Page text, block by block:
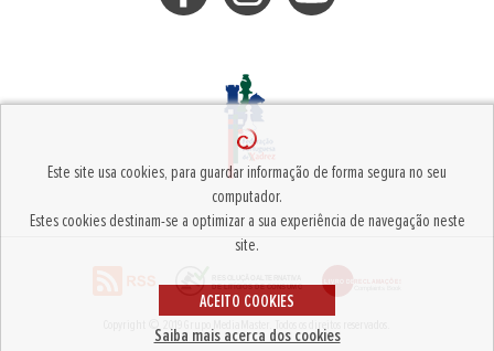
Este site usa cookies, para guardar informação de forma segura no seu
computador.
Estes cookies destinam-se a optimizar a sua experiência de navegação neste
site.
ACEITO COOKIES
Saiba mais acerca dos cookies